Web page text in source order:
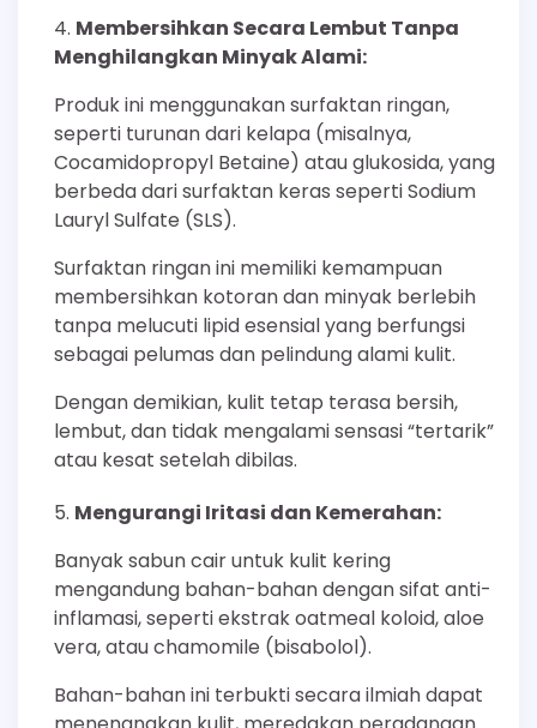
Membersihkan Secara Lembut Tanpa
Menghilangkan Minyak Alami:
Produk ini menggunakan surfaktan ringan,
seperti turunan dari kelapa (misalnya,
Cocamidopropyl Betaine) atau glukosida, yang
berbeda dari surfaktan keras seperti Sodium
Lauryl Sulfate (SLS).
Surfaktan ringan ini memiliki kemampuan
membersihkan kotoran dan minyak berlebih
tanpa melucuti lipid esensial yang berfungsi
sebagai pelumas dan pelindung alami kulit.
Dengan demikian, kulit tetap terasa bersih,
lembut, dan tidak mengalami sensasi “tertarik”
atau kesat setelah dibilas.
Mengurangi Iritasi dan Kemerahan:
Banyak sabun cair untuk kulit kering
mengandung bahan-bahan dengan sifat anti-
inflamasi, seperti ekstrak oatmeal koloid, aloe
vera, atau chamomile (bisabolol).
Bahan-bahan ini terbukti secara ilmiah dapat